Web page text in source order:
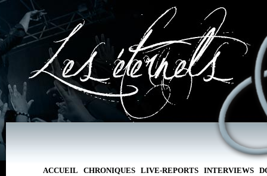
ACCUEIL CHRONIQUES LIVE-REPORTS INTERVIEWS